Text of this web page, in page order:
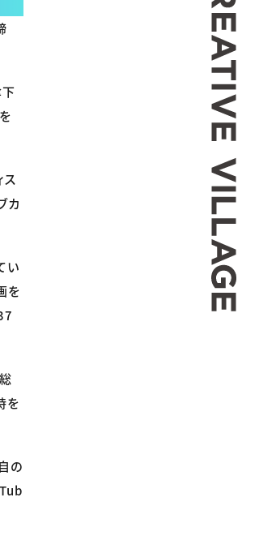
カ
い
を
を
の